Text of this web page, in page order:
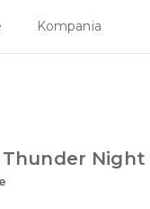
Kompania
Night